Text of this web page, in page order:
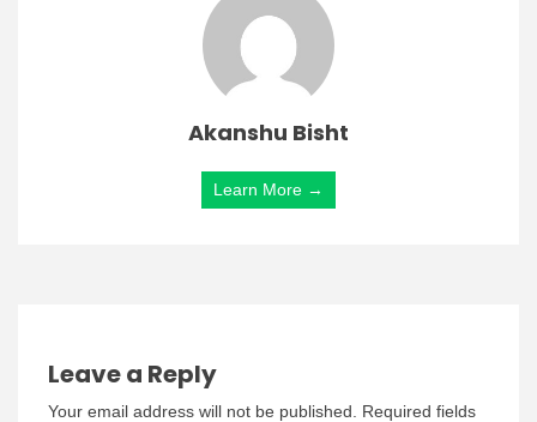
Akanshu Bisht
Learn More →
Leave a Reply
Your email address will not be published.
Required fields